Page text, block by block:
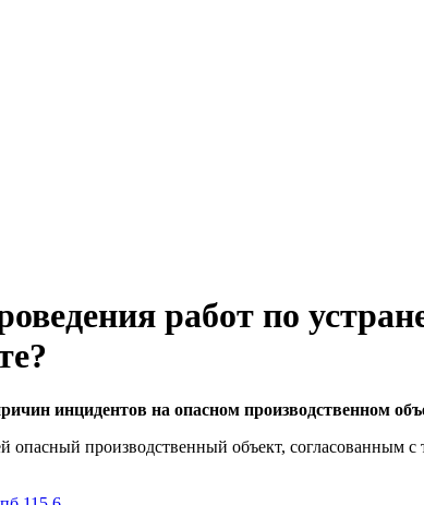
работ по
инцидентов на опасном производственном
производственный объект, согласованным